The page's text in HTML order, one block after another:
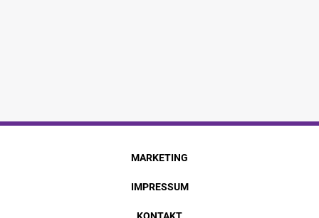
MARKETING
IMPRESSUM
KONTAKT